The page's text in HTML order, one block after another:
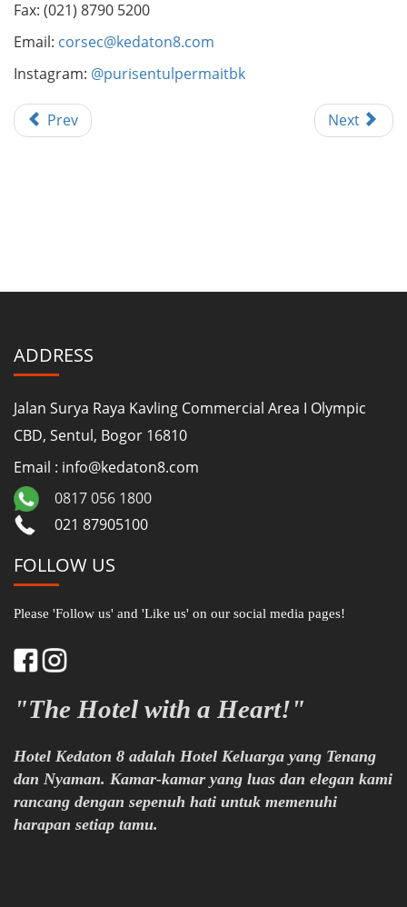
Fax: (021) 8790 5200
Email: corsec@kedaton8.com
Instagram: @purisentulpermaitbk
Prev Next
ADDRESS
Jalan Surya Raya Kavling Commercial Area I Olympic
CBD, Sentul, Bogor 16810
Email : info@kedaton8.com
0817 056 1800
021 87905100
FOLLOW US
Please 'Follow us' and 'Like us' on our social media pages!
"The Hotel with a Heart!"
Hotel Kedaton 8 adalah Hotel Keluarga yang Tenang
dan Nyaman. Kamar-kamar yang luas dan elegan kami
rancang dengan sepenuh hati untuk memenuhi
harapan setiap tamu.